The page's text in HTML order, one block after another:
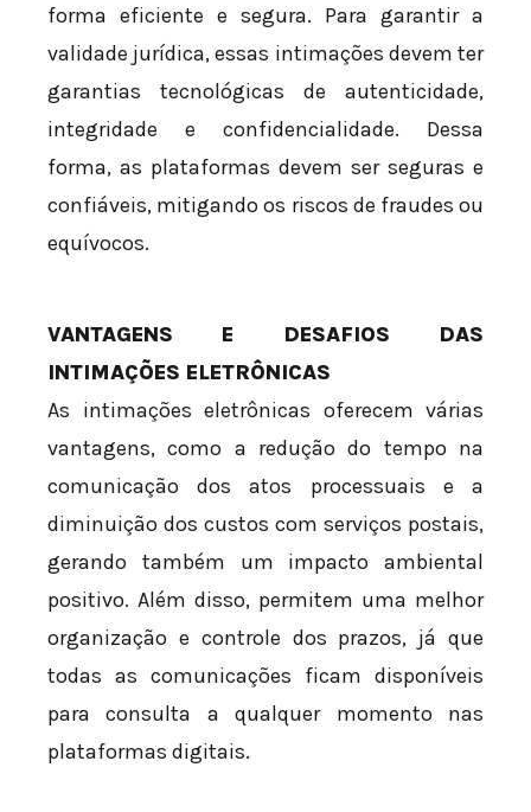
forma eficiente e segura. Para garantir a
validade jurídica, essas intimações devem ter
garantias tecnológicas de autenticidade,
integridade e confidencialidade. Dessa
forma, as plataformas devem ser seguras e
confiáveis, mitigando os riscos de fraudes ou
equívocos.
VANTAGENS E DESAFIOS DAS
INTIMAÇÕES ELETRÔNICAS
As intimações eletrônicas oferecem várias
vantagens, como a redução do tempo na
comunicação dos atos processuais e a
diminuição dos custos com serviços postais,
gerando também um impacto ambiental
positivo. Além disso, permitem uma melhor
organização e controle dos prazos, já que
todas as comunicações ficam disponíveis
para consulta a qualquer momento nas
plataformas digitais.